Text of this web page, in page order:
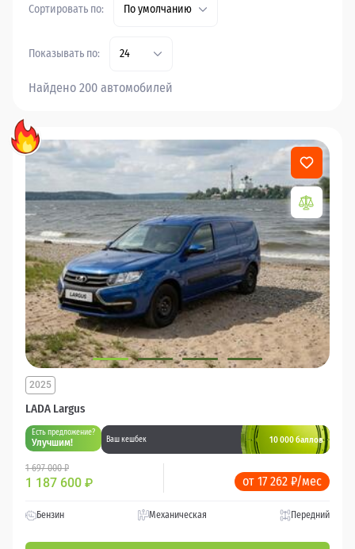
Сортировать по: По умолчанию
Показывать по: 24
Найдено 200 автомобилей
LADA Largus
2025
Есть предложение?
Улучшим! Ваш кешбек 10 000 баллов
1 697 000 ₽
1 187 600 ₽ от 17 262 ₽/мес
Бензин Механическая Передний